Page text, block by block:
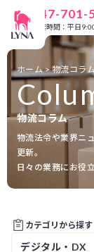
047-701-
営業時間：平日
物流コラム
物流法令や業界ニ
更新。
日々の業務にお役
ホーム>物流コラム
カテゴリから探す